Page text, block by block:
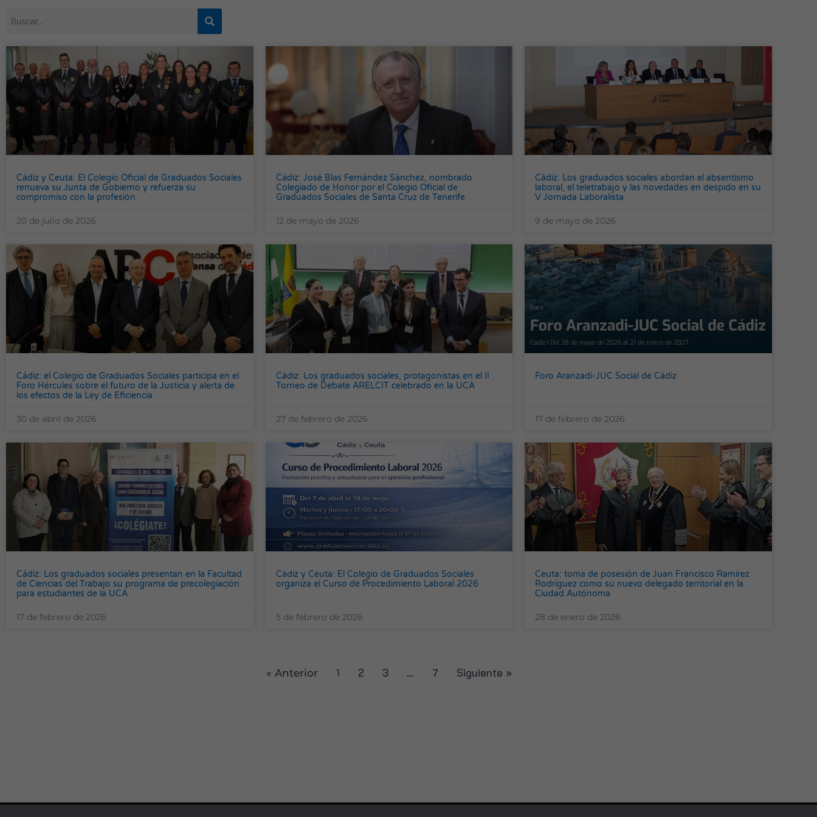
Cádiz y Ceuta: El Colegio Oficial de Graduados Sociales
renueva su Junta de Gobierno y refuerza su
compromiso con la profesión
20 de julio de 2026
Cádiz: José Blas Fernández Sánchez, nombrado
Colegiado de Honor por el Colegio Oficial de
Graduados Sociales de Santa Cruz de Tenerife
12 de mayo de 2026
Cádiz: Los graduados sociales abordan el absentismo
laboral, el teletrabajo y las novedades en despido en su
V Jornada Laboralista
9 de mayo de 2026
Cádiz: el Colegio de Graduados Sociales participa en el
Foro Hércules sobre el futuro de la Justicia y alerta de
los efectos de la Ley de Eficiencia
30 de abril de 2026
Cádiz: Los graduados sociales, protagonistas en el II
Torneo de Debate ARELCIT celebrado en la UCA
27 de febrero de 2026
Foro Aranzadi-JUC Social de Cádiz
17 de febrero de 2026
Cádiz: Los graduados sociales presentan en la Facultad
de Ciencias del Trabajo su programa de precolegiación
para estudiantes de la UCA
17 de febrero de 2026
Cádiz y Ceuta: El Colegio de Graduados Sociales
organiza el Curso de Procedimiento Laboral 2026
5 de febrero de 2026
Ceuta: toma de posesión de Juan Francisco Ramírez
Rodríguez como su nuevo delegado territorial en la
Ciudad Autónoma
28 de enero de 2026
« Anterior 1 2 3 … 7 Siguiente »